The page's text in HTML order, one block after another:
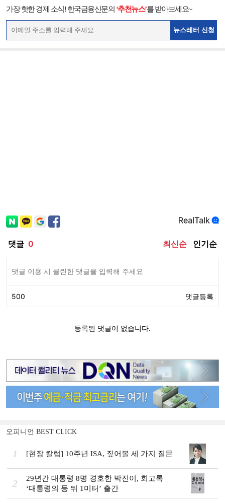
가장 핫한 경제 소식! 한국금융신문의 ‘추천뉴스’를 받아보세요~
뉴스레터 신청
오피니언 BEST CLICK
1 [현장 칼럼] 10주년 ISA, 짚어볼 세 가지 질문
2
29년간 대통령 8명 경호한 박진이, 회고록
‘대통령의 등 뒤 1미터’ 출간